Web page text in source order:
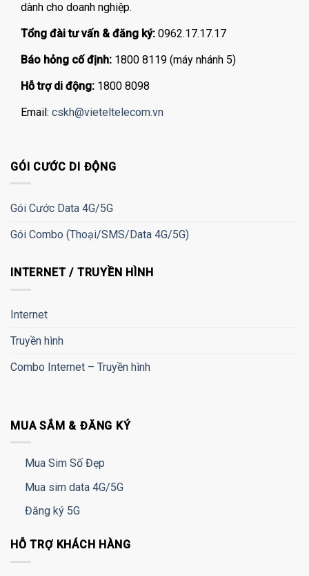
dành cho doanh nghiệp.
Tổng đài tư vấn & đăng ký: 0962.17.17.17
Báo hỏng cố định: 1800 8119 (máy nhánh 5)
Hỗ trợ di động: 1800 8098
Email: cskh@vieteltelecom.vn
GÓI CƯỚC DI ĐỘNG
Gói Cước Data 4G/5G
Gói Combo (Thoại/SMS/Data 4G/5G)
INTERNET / TRUYỀN HÌNH
Internet
Truyền hình
Combo Internet – Truyền hình
MUA SẮM & ĐĂNG KÝ
Mua Sim Số Đẹp
Mua sim data 4G/5G
Đăng ký 5G
HỖ TRỢ KHÁCH HÀNG